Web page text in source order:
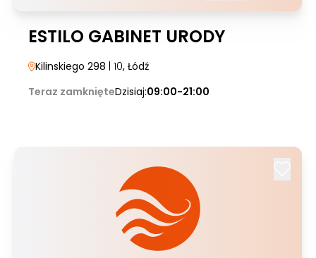
ESTILO GABINET URODY
Kilinskiego 298 | 10, Łódź
Teraz zamknięteDzisiaj:09:00-21:00